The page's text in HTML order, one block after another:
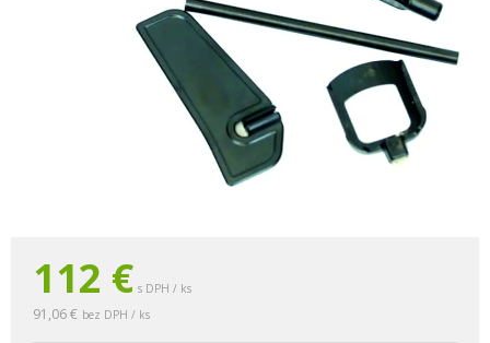
112 € s DPH / ks
91,06 € bez DPH / ks